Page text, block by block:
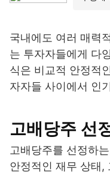
국내에도 여러 매력
는 투자자들에게 다
식은 비교적 안정적
자자들 사이에서 인
고배당주 선
고배당주를 선정하
안정적인 재무 상태,